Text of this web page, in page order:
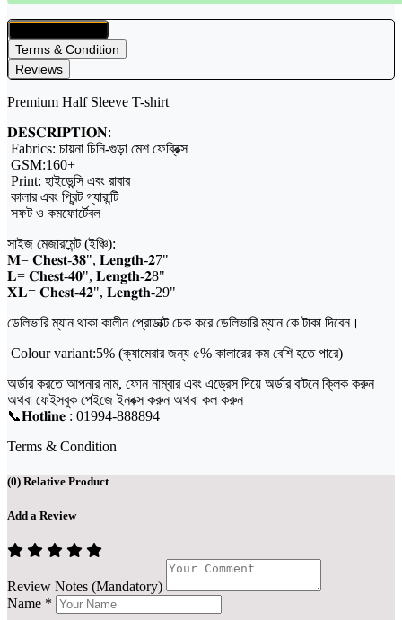
Terms & Condition
Reviews
Premium Half Sleeve T-shirt
𝐃𝐄𝐒𝐂𝐑𝐈𝐏𝐓𝐈𝐎𝐍:
Fabrics: চায়না চিনি-গুড়া মেশ ফেব্রিক্স
GSM:160+
Print: হাইডেন্সি এবং রাবার
কালার এবং প্রিন্ট গ্যারান্টি
সফট ও কমফোর্টেবল
সাইজ মেজারমেন্ট (ইঞ্চি):
𝐌= 𝐂𝐡𝐞𝐬𝐭-𝟑𝟖", 𝐋𝐞𝐧𝐠𝐭𝐡-𝟐7"
𝐋= 𝐂𝐡𝐞𝐬𝐭-𝟒𝟎", 𝐋𝐞𝐧𝐠𝐭𝐡-𝟐8"
𝐗𝐋= 𝐂𝐡𝐞𝐬𝐭-𝟒𝟐", 𝐋𝐞𝐧𝐠𝐭𝐡-29"
ডেলিভারি ম্যান থাকা কালীন প্রোডাক্ট চেক করে ডেলিভারি ম্যান কে টাকা দিবেন।
Colour variant:5% (ক্যামেরার জন্য ৫% কালারের কম বেশি হতে পারে)
অর্ডার করতে আপনার নাম, ফোন নাম্বার এবং এড্রেস দিয়ে অর্ডার বাটনে ক্লিক করুন
অথবা ফেইসবুক পেইজে ইনবক্স করুন অথবা কল করুন
📞𝐇𝐨𝐭𝐥𝐢𝐧𝐞 : 01994-888894
Terms & Condition
(0) Relative Product
Add a Review
Review Notes (Mandatory)
Name *